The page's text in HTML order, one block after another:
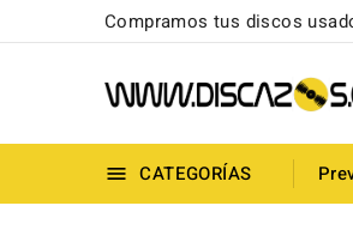
Compramos tus discos
 CATEGORÍAS